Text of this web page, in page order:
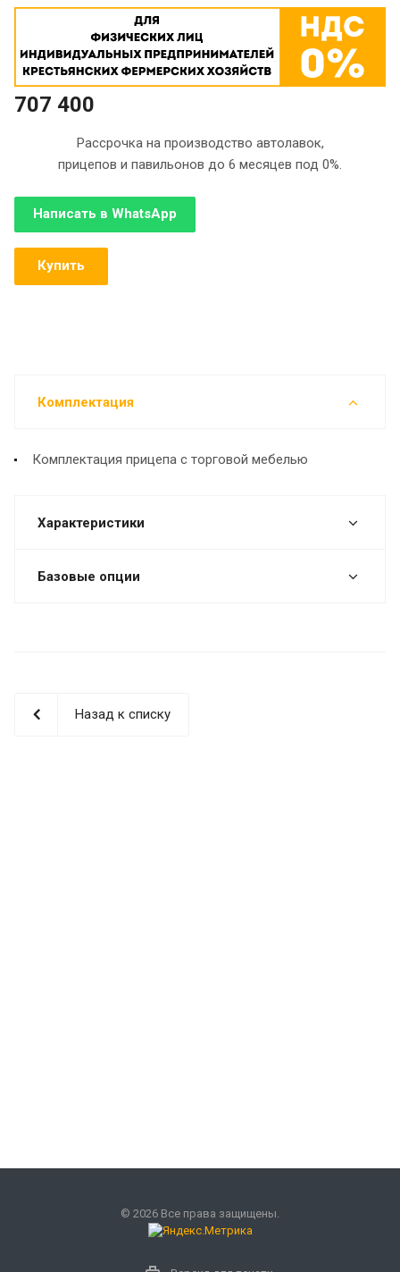
707 400
Рассрочка на производство автолавок,
прицепов и павильонов до 6 месяцев под 0%.
Написать в WhatsApp
Купить
Комплектация
Комплектация прицепа с торговой мебелью
Характеристики
Базовые опции
Назад к списку
© 2026 Все права защищены.